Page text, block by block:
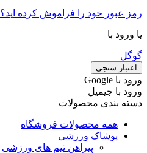
رمز عبور خود را فراموش کرده اید؟
یا ورود با
گوگل
اعتبار سنجی
ورود با ‫Google
ورود با جیمیل
دسته بندی محصولات
همه محصولات فروشگاه
پوشاک ورزشی
پیراهن تیم های ورزشی